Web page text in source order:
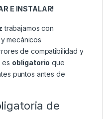
E INSTALAR!
trabajamos con
mecánicos
de compatibilidad y
es obligatorio que
puntos antes de
de